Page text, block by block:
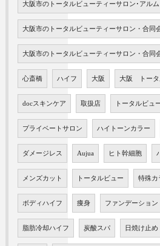
大阪市のトータルビューティーサロン･アル
大阪市のトータルビューティーサロン・合同
大阪市のトータルビューティーサロン・合同
心斎橋 ハイフ 大阪 大阪 トータ
docスキンケア 取扱店 トータルビュ
プライベートサロン ハイトーンカラー
ダメージレス Aujua ヒト幹細胞
メンズカット トータルビュー 特殊カ
ボディハイフ 痩身 ファンデーション
脂肪冷却ハイフ 炭酸スパ 日焼け止め